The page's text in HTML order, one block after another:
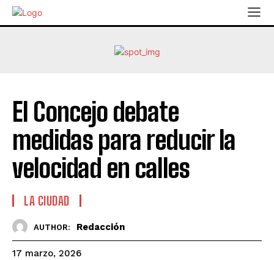
El Concejo debate
medidas para reducir la
velocidad en calles
LA CIUDAD
AUTHOR: Redacción
17 marzo, 2026